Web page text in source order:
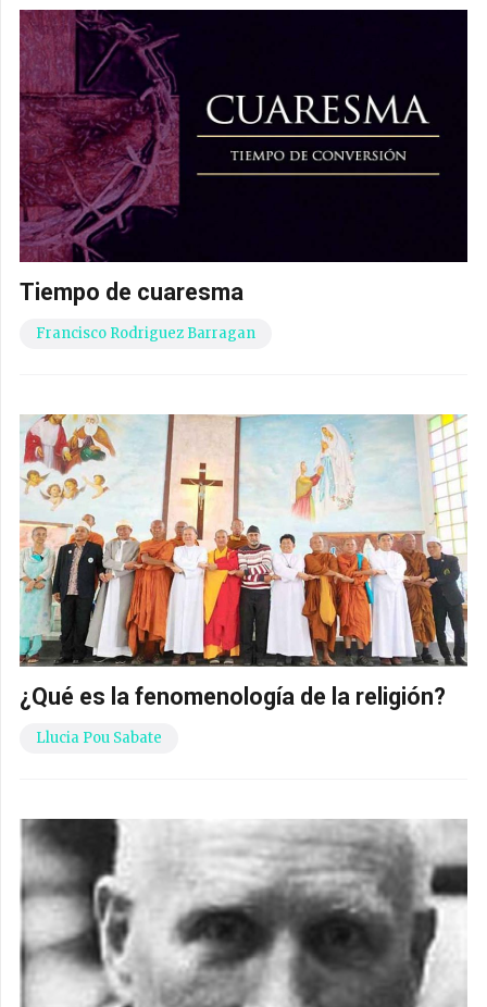
Tiempo de cuaresma
Francisco Rodriguez Barragan
¿Qué es la fenomenología de la religión?
Llucia Pou Sabate